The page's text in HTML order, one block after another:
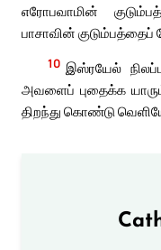
எரோபவாமின்
பாசாவின்
10 இஸ்ரயேல்
அவளைப் புதைக்க
திறந்து கொண்டு